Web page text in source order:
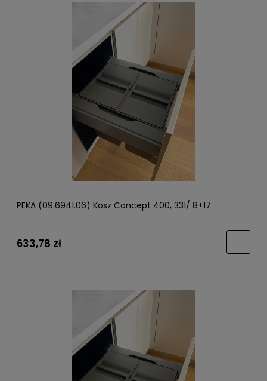
PEKA (09.6941.06) Kosz Concept 400, 331/ 8+17
633,78 zł